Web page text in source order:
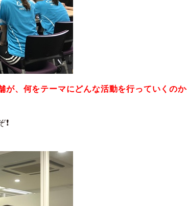
、何をテーマにどんな活動を行っていくの